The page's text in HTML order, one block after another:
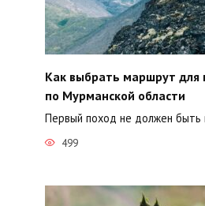
Как выбрать маршрут для
по Мурманской области
Первый поход не должен быть
499